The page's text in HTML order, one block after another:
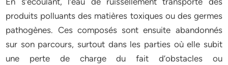
produits polluants des matières toxiques ou des germes
pathogènes. Ces composés sont ensuite abandonnés
sur son parcours, surtout dans les parties où elle subit
une perte de charge du fait d’obstacles ou